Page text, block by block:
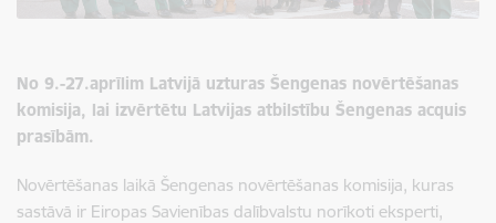
No 9.-27.aprīlim Latvijā uzturas Šengenas novērtēšanas
komisija, lai izvērtētu Latvijas atbilstību Šengenas acquis
prasībām.
Novērtēšanas laikā Šengenas novērtēšanas komisija, kuras
sastāvā ir Eiropas Savienības dalībvalstu norīkoti eksperti,